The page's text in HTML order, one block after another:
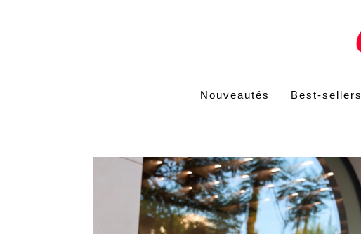
Nouveautés Best-sellers